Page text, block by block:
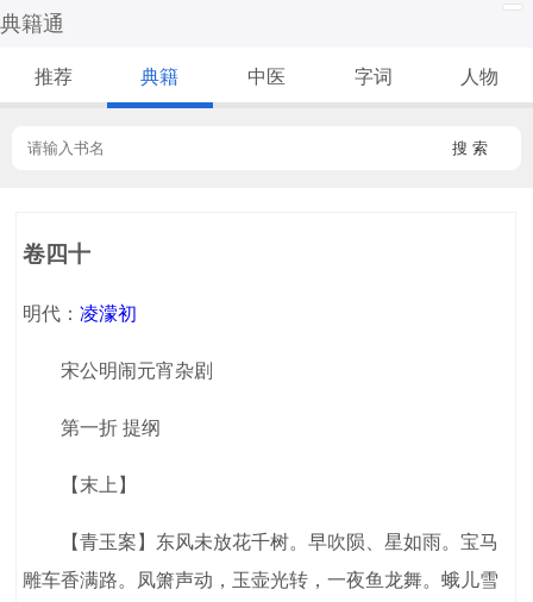
典籍通
推荐 典籍 中医 字词 人物
搜 索
卷四十
明代：凌濛初
宋公明闹元宵杂剧
第一折 提纲
【末上】
【青玉案】东风未放花千树。早吹陨、星如雨。宝马
雕车香满路。凤箫声动，玉壶光转，一夜鱼龙舞。蛾儿雪